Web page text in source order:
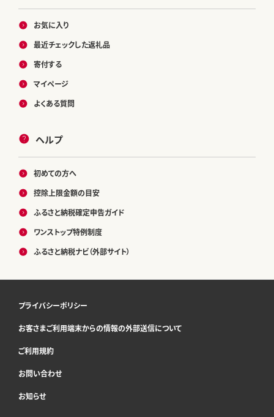
お気に入り
最近チェックした返礼品
寄付する
マイページ
よくある質問
ヘルプ
初めての方へ
控除上限金額の目安
ふるさと納税確定申告ガイド
ワンストップ特例制度
ふるさと納税ナビ（外部サイト）
プライバシーポリシー
お客さまご利用端末からの情報の外部送信について
ご利用規約
お問い合わせ
お知らせ